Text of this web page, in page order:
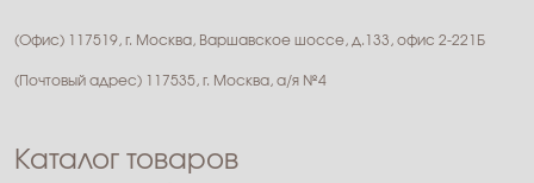
(Офис) 117519, г. Москва, Варшавское шоссе, д.133, офис 2-221Б
(Почтовый адрес) 117535, г. Москва, а/я №4
Каталог товаров